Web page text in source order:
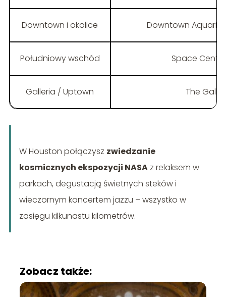
Downtown i okolice Downtown
Południowy wschód Space
Galleria / Uptown The
W Houston połączysz zwiedzanie
kosmicznych ekspozycji NASAz relaksem w
parkach, degustacją świetnych steków i
wieczornym koncertem jazzu – wszystko w
zasięgu kilkunastu kilometrów.
Zobacz także: